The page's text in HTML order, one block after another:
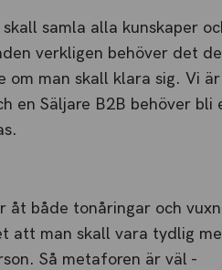
samla alla kunskaper
verkligen behöver det
om man skall klara sig. Vi är
en Säljare B2B behöver bli
åt både tonåringar och
att man skall vara tydlig
Så metaforen är väl -